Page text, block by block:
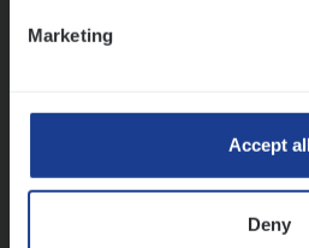
Marketing
Accept all
Deny